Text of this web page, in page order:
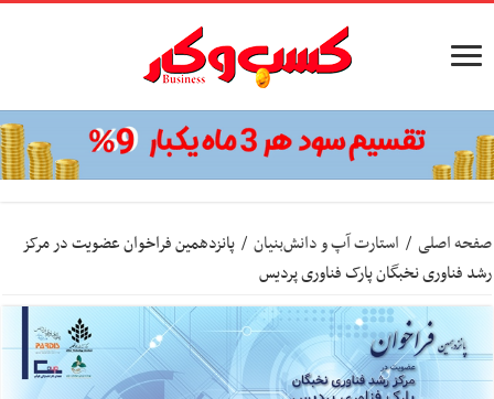
صفحه اصلی / استارت آپ‌ و دانش‌بنیان‌ / پانزدهمین فراخوان عضویت در مرکز
رشد فناوری نخبگان پارک فناوری پردیس